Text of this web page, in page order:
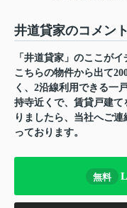
井道貸家のコメン
「井道貸家」のここが
こちらの物件から出て
く、2沿線利用できる一
持寺近くで、賃貸戸建
りましたら、当社へご
っております。
無料